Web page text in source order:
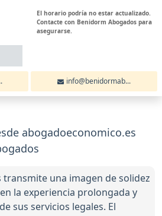
El horario podría no estar actualizado.
Contacte con Benidorm Abogados para
asegurarse.
info@benidormab...
abogadoeconomico.es
una imagen de solidez
la experiencia prolongada y
sus servicios legales. El